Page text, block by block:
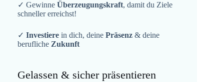
✓ Gewinne Überzeugungskraft, damit du Ziele
schneller erreichst!
✓ Investiere in dich, deine Präsenz & deine
berufliche Zukunft
Gelassen & sicher präsentieren